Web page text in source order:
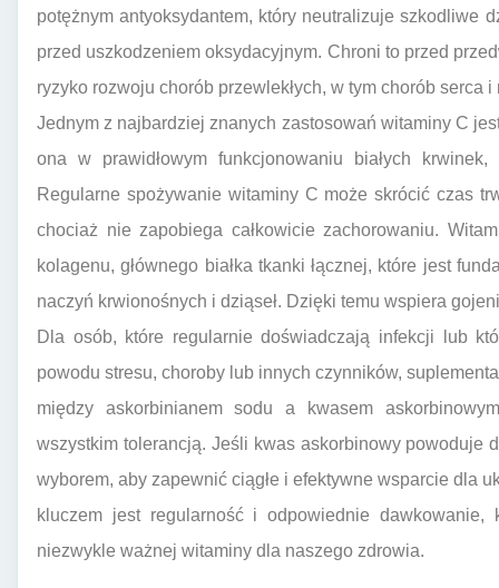
potężnym antyoksydantem, który neutralizuje szkodliwe
przed uszkodzeniem oksydacyjnym. Chroni to przed
ryzyko rozwoju chorób przewlekłych, w tym chorób serca
Jednym z najbardziej znanych zastosowań witaminy C
ona w prawidłowym funkcjonowaniu białych
Regularne spożywanie witaminy C może skrócić czas
chociaż nie zapobiega całkowicie zachorowaniu.
kolagenu, głównego białka tkanki łącznej, które jest
naczyń krwionośnych i dziąseł. Dzięki temu wspiera
Dla osób, które regularnie doświadczają infekcji lub
powodu stresu, choroby lub innych czynników,
między askorbinianem sodu a kwasem
wszystkim tolerancją. Jeśli kwas askorbinowy powoduje
wyborem, aby zapewnić ciągłe i efektywne wsparcie dla
kluczem jest regularność i odpowiednie
niezwykle ważnej witaminy dla naszego zdrowia.